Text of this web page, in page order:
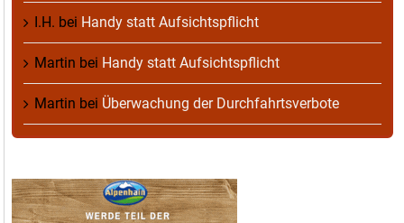
I.H. bei Handy statt Aufsichtspflicht
Martin bei Handy statt Aufsichtspflicht
Martin bei Überwachung der Durchfahrtsverbote